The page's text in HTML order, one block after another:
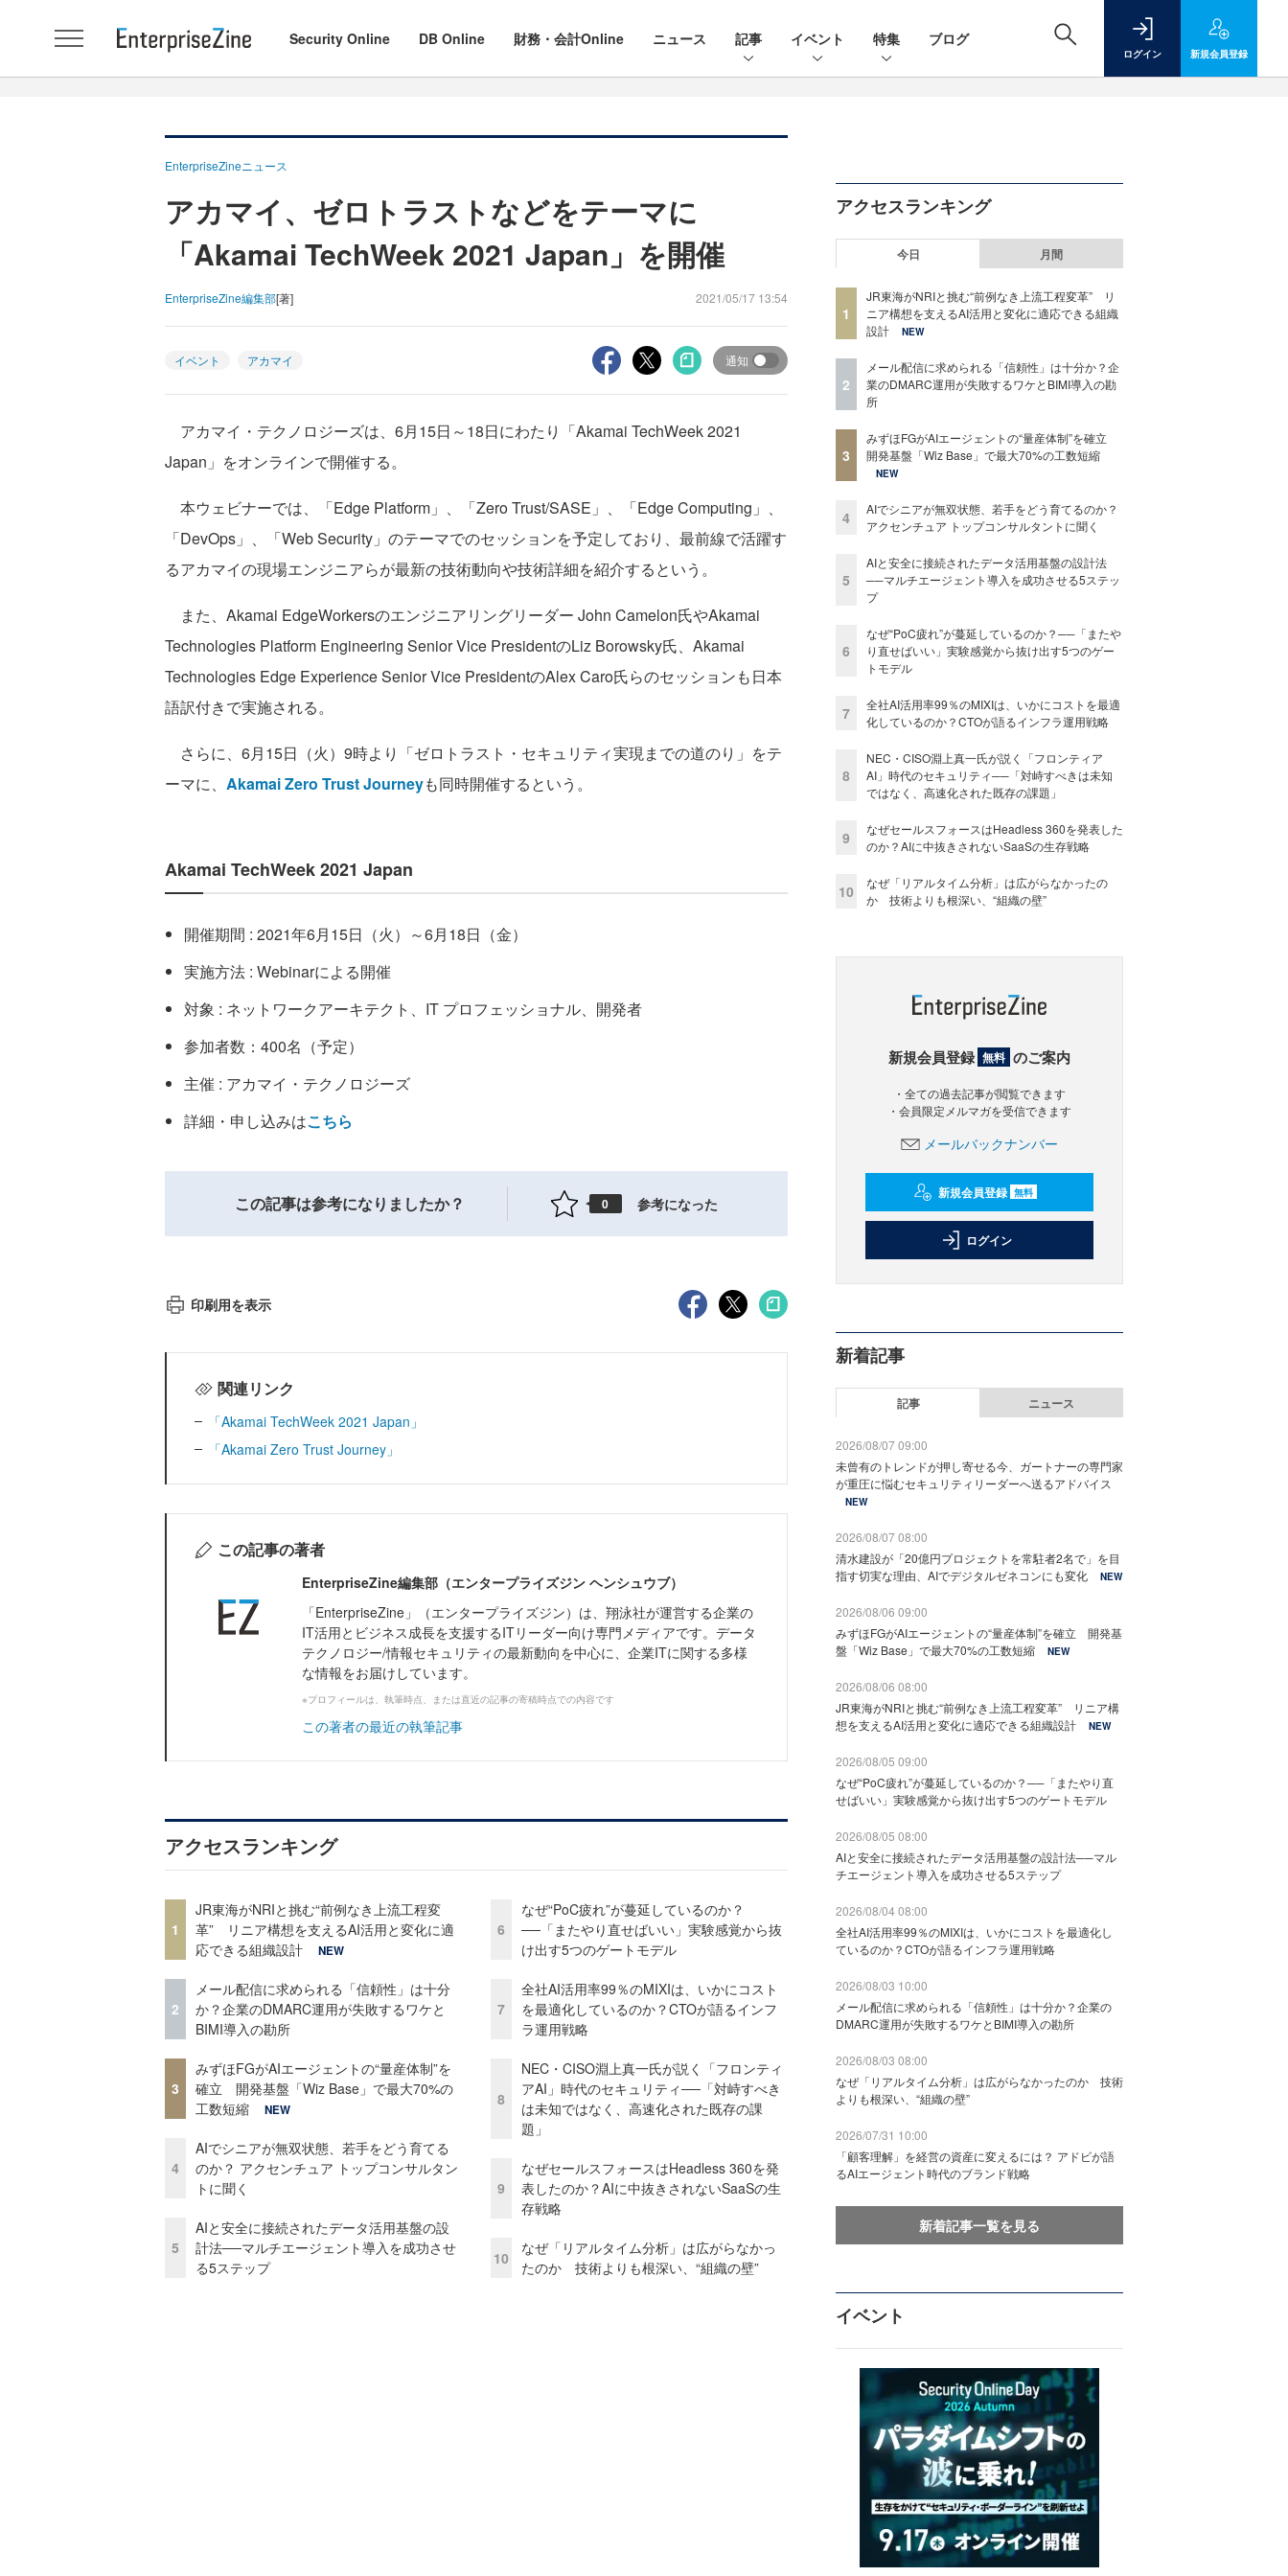
Security Online DB Online 財務・会計Online ニュース 記事 イベント 特集 ブログ
ログイン 新規会員登録
EnterpriseZineニュース
アカマイ、ゼロトラストなどをテーマに
「Akamai TechWeek 2021 Japan」を開催
EnterpriseZine編集部[著] 2021/05/17 13:54
イベント アカマイ 通知
アカマイ・テクノロジーズは、6月15日～18日にわたり「Akamai TechWeek 2021
Japan」をオンラインで開催する。
本ウェビナーでは、「Edge Platform」、「Zero Trust/SASE」、「Edge Computing」、
「DevOps」、「Web Security」のテーマでのセッションを予定しており、最前線で活躍す
るアカマイの現場エンジニアらが最新の技術動向や技術詳細を紹介するという。
また、Akamai EdgeWorkersのエンジニアリングリーダー John Camelon氏やAkamai
Technologies Platform Engineering Senior Vice PresidentのLiz Borowsky氏、Akamai
Technologies Edge Experience Senior Vice PresidentのAlex Caro氏らのセッションも日本
語訳付きで実施される。
さらに、6月15日（火）9時より「ゼロトラスト・セキュリティ実現までの道のり」をテ
ーマに、 Akamai Zero Trust Journeyも同時開催するという。
Akamai TechWeek 2021 Japan
開催期間 : 2021年6月15日（火）～6月18日（金）
実施方法 : Webinarによる開催
対象 : ネットワークアーキテクト、IT プロフェッショナル、開発者
参加者数：400名（予定）
主催 : アカマイ・テクノロジーズ
詳細・申し込みはこちら
この記事は参考になりましたか？ 0 参考になった
印刷用を表示
関連リンク
「Akamai TechWeek 2021 Japan」
「Akamai Zero Trust Journey」
この記事の著者
EnterpriseZine編集部（エンタープライズジン ヘンシュウブ）
「EnterpriseZine」（エンタープライズジン）は、翔泳社が運営する企業の
IT活用とビジネス成長を支援するITリーダー向け専門メディアです。データ
テクノロジー/情報セキュリティの最新動向を中心に、企業ITに関する多様
な情報をお届けしています。
※プロフィールは、執筆時点、または直近の記事の寄稿時点での内容です
この著者の最近の執筆記事
アクセスランキング
1
JR東海がNRIと挑む“前例なき上流工程変
革” リニア構想を支えるAI活用と変化に適
応できる組織設計
NEW
2
メール配信に求められる「信頼性」は十分
か？企業のDMARC運用が失敗するワケと
BIMI導入の勘所
3
みずほFGがAIエージェントの“量産体制”を
確立 開発基盤「Wiz Base」で最大70%の
工数短縮
NEW
4
AIでシニアが無双状態、若手をどう育てる
のか？ アクセンチュア トップコンサルタン
トに聞く
5
AIと安全に接続されたデータ活用基盤の設
計法──マルチエージェント導入を成功させ
る5ステップ
6
なぜ“PoC疲れ”が蔓延しているのか？
──「またやり直せばいい」実験感覚から抜
け出す5つのゲートモデル
7
全社AI活用率99％のMIXIは、いかにコスト
を最適化しているのか？CTOが語るインフ
ラ運用戦略
8
NEC・CISO淵上真一氏が説く「フロンティ
アAI」時代のセキュリティ──「対峙すべき
は未知ではなく、高速化された既存の課
題」
9
なぜセールスフォースはHeadless 360を発
表したのか？AIに中抜きされないSaaSの生
存戦略
10
なぜ「リアルタイム分析」は広がらなかっ
たのか 技術よりも根深い、“組織の壁”
アクセスランキング
今日 月間
1
JR東海がNRIと挑む“前例なき上流工程変革” リ
ニア構想を支えるAI活用と変化に適応できる組織
設計
NEW
2
メール配信に求められる「信頼性」は十分か？企
業のDMARC運用が失敗するワケとBIMI導入の勘
所
3
みずほFGがAIエージェントの“量産体制”を確立
開発基盤「Wiz Base」で最大70%の工数短縮
NEW
4
AIでシニアが無双状態、若手をどう育てるのか？
アクセンチュア トップコンサルタントに聞く
5
AIと安全に接続されたデータ活用基盤の設計法
──マルチエージェント導入を成功させる5ステッ
プ
6
なぜ“PoC疲れ”が蔓延しているのか？──「またや
り直せばいい」実験感覚から抜け出す5つのゲー
トモデル
7
全社AI活用率99％のMIXIは、いかにコストを最適
化しているのか？CTOが語るインフラ運用戦略
8
NEC・CISO淵上真一氏が説く「フロンティア
AI」時代のセキュリティ──「対峙すべきは未知
ではなく、高速化された既存の課題」
9
なぜセールスフォースはHeadless 360を発表した
のか？AIに中抜きされないSaaSの生存戦略
10
なぜ「リアルタイム分析」は広がらなかったの
か 技術よりも根深い、“組織の壁”
新規会員登録 無料 のご案内
・全ての過去記事が閲覧できます
・会員限定メルマガを受信できます
メールバックナンバー
新規会員登録 無料
ログイン
新着記事
記事 ニュース
2026/08/07 09:00
未曾有のトレンドが押し寄せる今、ガートナーの専門家
が重圧に悩むセキュリティリーダーへ送るアドバイス
NEW
2026/08/07 08:00
清水建設が「20億円プロジェクトを常駐者2名で」を目
指す切実な理由、AIでデジタルゼネコンにも変化
NEW
2026/08/06 09:00
みずほFGがAIエージェントの“量産体制”を確立 開発基
盤「Wiz Base」で最大70%の工数短縮
NEW
2026/08/06 08:00
JR東海がNRIと挑む“前例なき上流工程変革” リニア構
想を支えるAI活用と変化に適応できる組織設計
NEW
2026/08/05 09:00
なぜ“PoC疲れ”が蔓延しているのか？──「またやり直
せばいい」実験感覚から抜け出す5つのゲートモデル
2026/08/05 08:00
AIと安全に接続されたデータ活用基盤の設計法──マル
チエージェント導入を成功させる5ステップ
2026/08/04 08:00
全社AI活用率99％のMIXIは、いかにコストを最適化し
ているのか？CTOが語るインフラ運用戦略
2026/08/03 10:00
メール配信に求められる「信頼性」は十分か？企業の
DMARC運用が失敗するワケとBIMI導入の勘所
2026/08/03 08:00
なぜ「リアルタイム分析」は広がらなかったのか 技術
よりも根深い、“組織の壁”
2026/07/31 10:00
「顧客理解」を経営の資産に変えるには？ アドビが語
るAIエージェント時代のブランド戦略
新着記事一覧を見る
イベント